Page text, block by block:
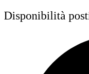
Disponibilità